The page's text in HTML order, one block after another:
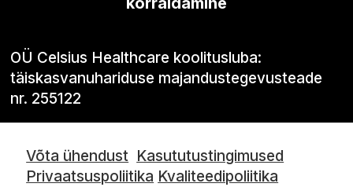
OÜ Celsius Healthcare koolitusluba:
täiskasvanuhariduse majandustegevusteade
nr. 255122
Võta ühendust Kasututustingimused
Privaatsuspoliitika Kvaliteedipoliitika